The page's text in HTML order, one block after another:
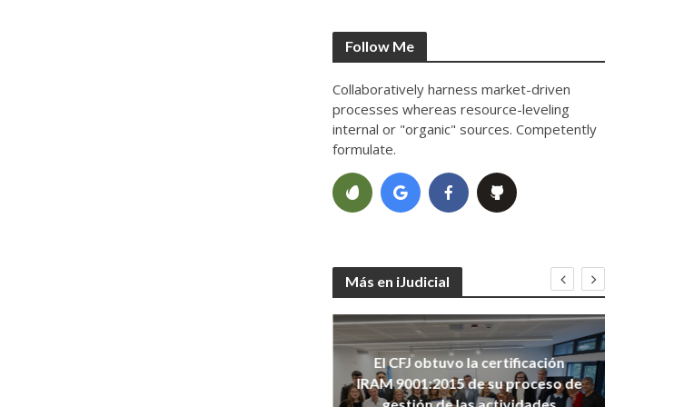
Follow Me
Collaboratively harness market-driven
processes whereas resource-leveling
internal or "organic" sources. Competently
formulate.
Más en iJudicial
El CFJ obtuvo la certificación
IRAM 9001:2015 de su proceso de